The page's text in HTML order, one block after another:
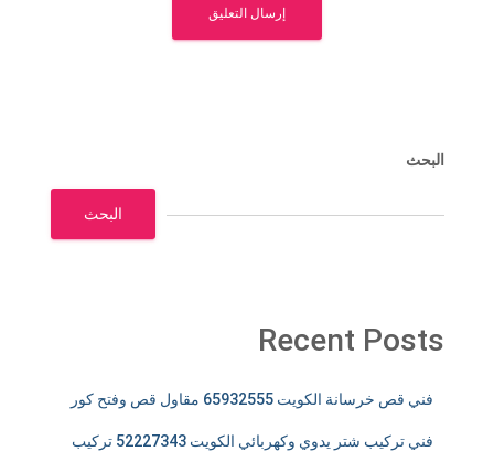
البحث
البحث
Recent Posts
فني قص خرسانة الكويت 65932555 مقاول قص وفتح كور
فني تركيب شتر يدوي وكهربائي الكويت 52227343 تركيب